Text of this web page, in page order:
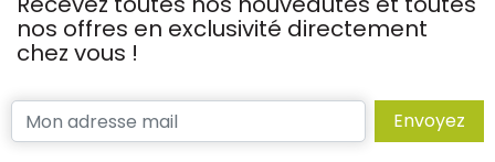
nos offres en exclusivité directement
chez vous !
Envoyez